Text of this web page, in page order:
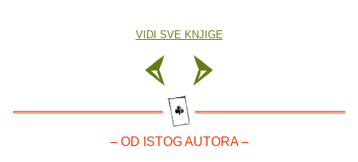
VIDI SVE KNJIGE
– OD ISTOG AUTORA –